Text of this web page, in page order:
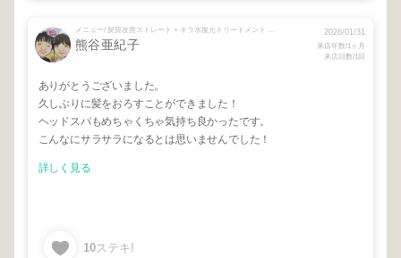
メニュー/ 髪質改善ストレート + キラ水復元トリートメント + オーガニックヘッドスパ + カット＋カラー
熊谷亜紀子
2026/01/31
来店年数/1ヶ月
来店回数/1回
ありがとうございました。
久しぶりに髪をおろすことができました！
ヘッドスパもめちゃくちゃ気持ち良かったです。
こんなにサラサラになるとは思いませんでした！
詳しく見る
10ステキ!